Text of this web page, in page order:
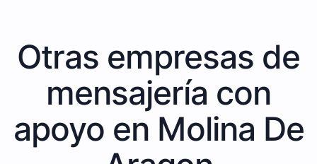
Otras empresas de
mensajería con
apoyo en Molina De